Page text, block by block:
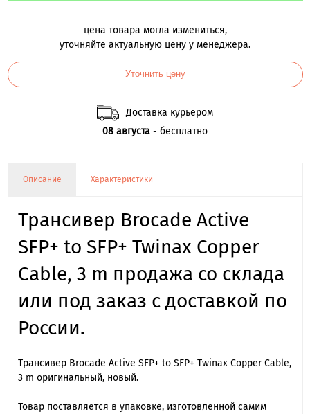
цена товара могла измениться,
уточняйте актуальную цену у менеджера.
Уточнить цену
Доставка курьером
08 августа - бесплатно
Описание Характеристики
Трансивер Brocade Active
SFP+ to SFP+ Twinax Copper
Cable, 3 m продажа со склада
или под заказ с доставкой по
России.
Трансивер Brocade Active SFP+ to SFP+ Twinax Copper Cable,
3 m оригинальный, новый.
Товар поставляется в упаковке, изготовленной самим